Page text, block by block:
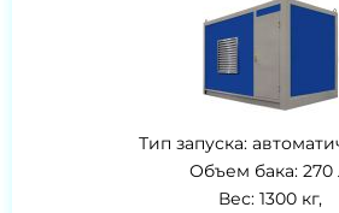
Тип запуска:
Объем бака: 270
Вес: 1300 кг,